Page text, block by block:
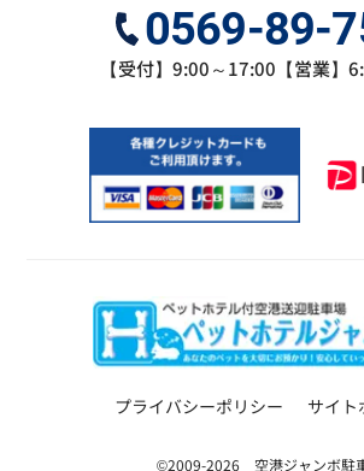
0569-89-
【受付】9:00～17:00【営業】
プライバシーポリシー サイト
©2009-2026 空港ジャンボ駐